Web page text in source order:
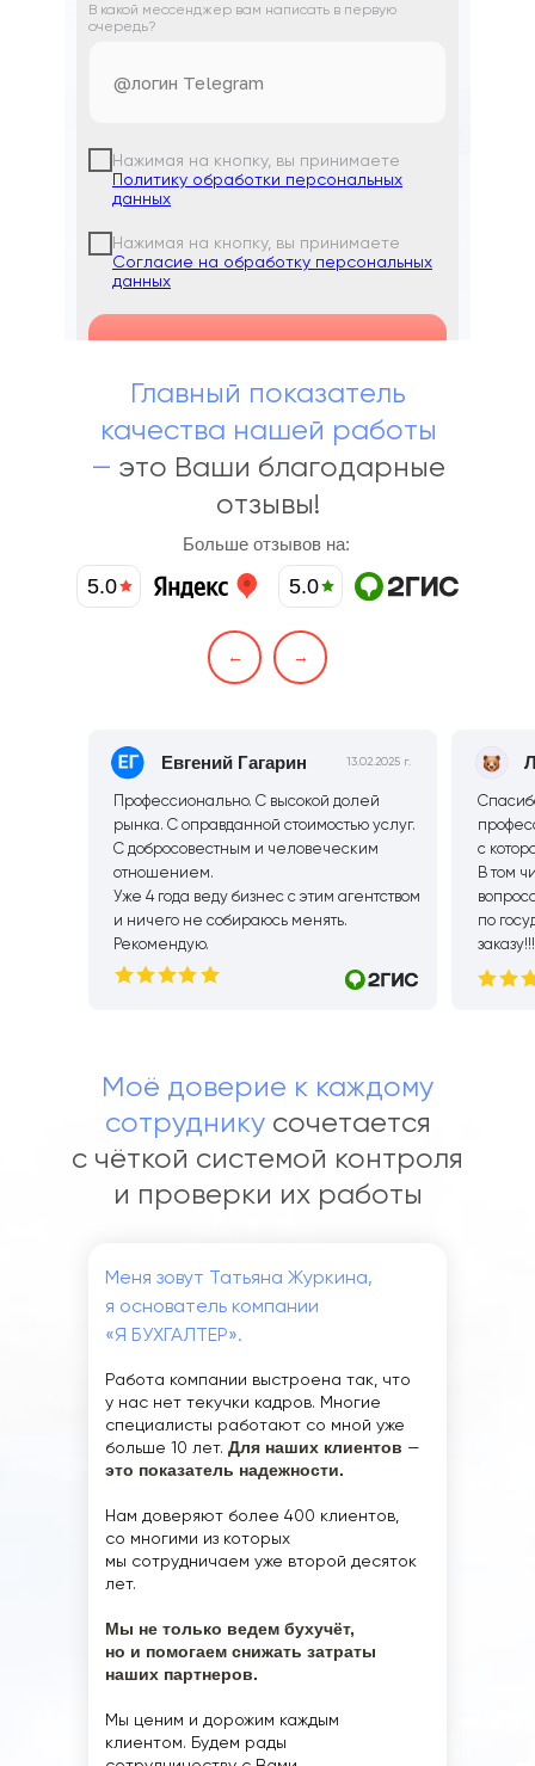
В какой мессенджер вам написать в первую
очередь?
Нажимая на кнопку, вы принимаете
Политику обработки персональных
данных
Нажимая на кнопку, вы принимаете
Согласие на обработку персональных
данных
Главный показатель
качества нашей работы
— это Ваши благодарные
отзывы!
← →
5.0
5.0
Больше отзывов на:
Профессионально. С высокой долей
рынка. С оправданной стоимостью услуг.
С добросовестным и человеческим
отношением.
Уже 4 года веду бизнес с этим агентством
и ничего не собираюсь менять.
Рекомендую.
Евгений Гагарин 13.02.2025 г.
с
В том
по
заказу!!!
Моё доверие к каждому
сотруднику сочетается
с чёткой системой контроля
и проверки их работы
Меня зовут Татьяна Журкина,
я основатель компании
«Я БУХГАЛТЕР».
Работа компании выстроена так, что
у нас нет текучки кадров. Многие
специалисты работают со мной уже
больше 10 лет. Для наших клиентов —
это показатель надежности.
Нам доверяют более 400 клиентов,
со многими из которых
мы сотрудничаем уже второй десяток
лет.
Мы не только ведем бухучёт,
но и помогаем снижать затраты
наших партнеров.
Мы ценим и дорожим каждым
клиентом. Будем рады